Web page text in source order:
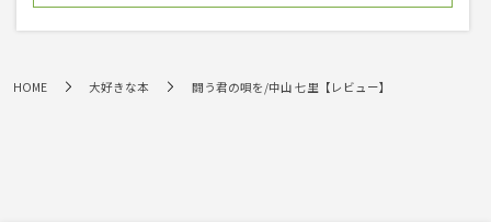
HOME 大好きな本 闘う君の唄を/中山 七里【レビュー】